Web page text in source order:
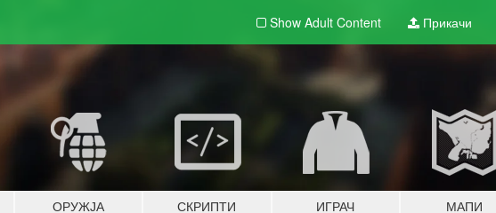
Show Adult Content Прикачи
ОРУЖЈА СКРИПТИ ИГРАЧ МАПИ